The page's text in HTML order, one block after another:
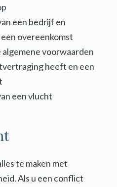
een bedrijf en
overeenkomst
algemene voorwaarden
heeft en een
een vlucht
te maken met
Als u een conflict